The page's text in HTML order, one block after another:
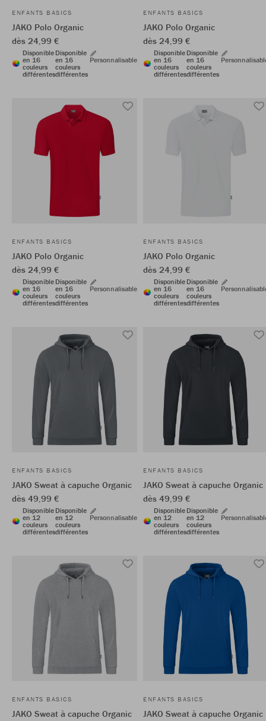
ENFANTS BASICS
JAKO Polo Organic
dès 24,99 €
Disponible
en 16
couleurs
différentes
Disponible
en 16
couleurs
différentes
Personnalisable
ENFANTS BASICS
JAKO Polo Organic
dès 24,99 €
Disponible
en 16
couleurs
différentes
Disponible
en 16
couleurs
différentes
ENFANTS BASICS
JAKO Polo Organic
dès 24,99 €
Disponible
en 16
couleurs
différentes
Disponible
en 16
couleurs
différentes
Personnalisable
ENFANTS BASICS
JAKO Polo Organic
dès 24,99 €
Disponible
en 16
couleurs
différentes
Disponible
en 16
couleurs
différentes
ENFANTS BASICS
JAKO Sweat à capuche Organic
dès 49,99 €
Disponible
en 12
couleurs
différentes
Disponible
en 12
couleurs
différentes
Personnalisable
ENFANTS BASICS
JAKO Sweat à capuche Organic
dès 49,99 €
Disponible
en 12
couleurs
différentes
Disponible
en 12
couleurs
différentes
ENFANTS BASICS
JAKO Sweat à capuche Organic
ENFANTS BASICS
JAKO Sweat à capuche Organic